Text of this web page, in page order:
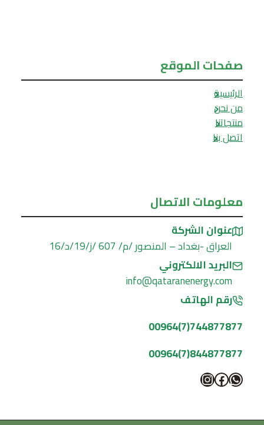
صفحات الموقع
الرئيسية
من نحن
منتجاتنا
اتصل بنا
معلومات الاتصال
عنوان الشركة
العراق -بغداد – المنصور /م/ 607 /ز/19/د/16
البريد الالكتروني
info@qataranenergy.com
رقم الهاتف
744877877(7)00964
844877877(7)00964
واتساب
فيسبوك
إنستجرام